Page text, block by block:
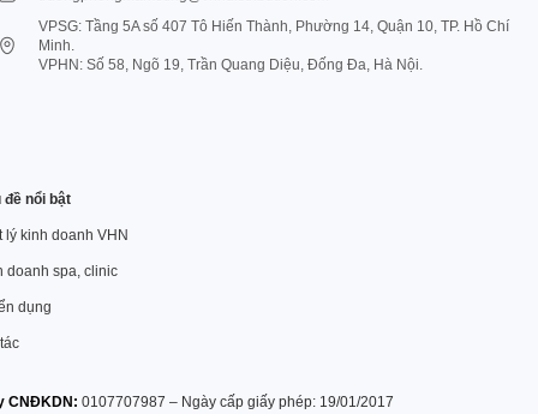
VPSG: Tầng 5A số 407 Tô Hiến Thành, Phường 14, Quận 10, TP. Hồ Chí
Minh.
VPHN: Số 58, Ngõ 19, Trần Quang Diệu, Đống Đa, Hà Nội.
đề nổi bật
lý kinh doanh VHN
doanh spa, clinic
dụng
CNĐKDN: 0107707987 – Ngày cấp giấy phép: 19/01/2017